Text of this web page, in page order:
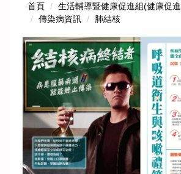
首頁
生活輔導暨健康促進組(健康促
傳染病資訊
肺結核